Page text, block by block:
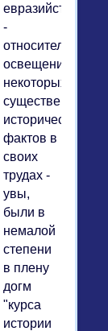
евразийства
-
относительно
освещения
некоторых
существенных
исторических
фактов в
своих
трудах -
увы,
были в
немалой
степени
в плену
догм
"курса
истории